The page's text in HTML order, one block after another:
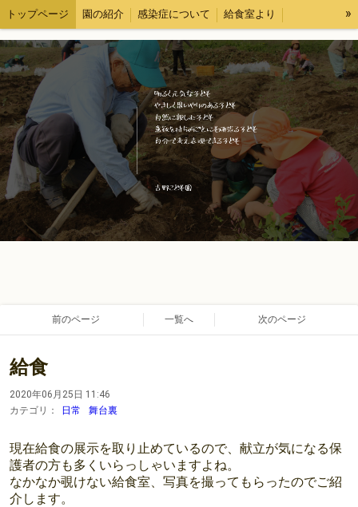
トップページ 園の紹介 感染症について 給食室より
各種様式 求人情報 ブログ 情報公開
»
前のページ 一覧へ 次のページ
給食
2020年06月25日 11:46
カテゴリ：
日常 舞台裏
現在給食の展示を取り止めているので、献立が気になる保
護者の方も多くいらっしゃいますよね。
なかなか覗けない給食室、写真を撮ってもらったのでご紹
介します。